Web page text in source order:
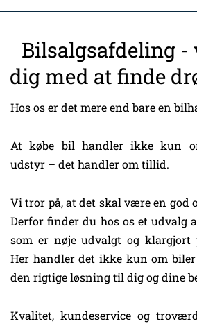
Bilsalgsafdeling
dig med at finde
Hos os er det mere end bare en
At købe bil handler ikke kun
udstyr – det handler om tillid.
Vi tror på, at det skal være en god
Derfor finder du hos os et udvalg
som er nøje udvalgt og klargjort
Her handler det ikke kun om
den rigtige løsning til dig og dine
Kvalitet, kundeservice og